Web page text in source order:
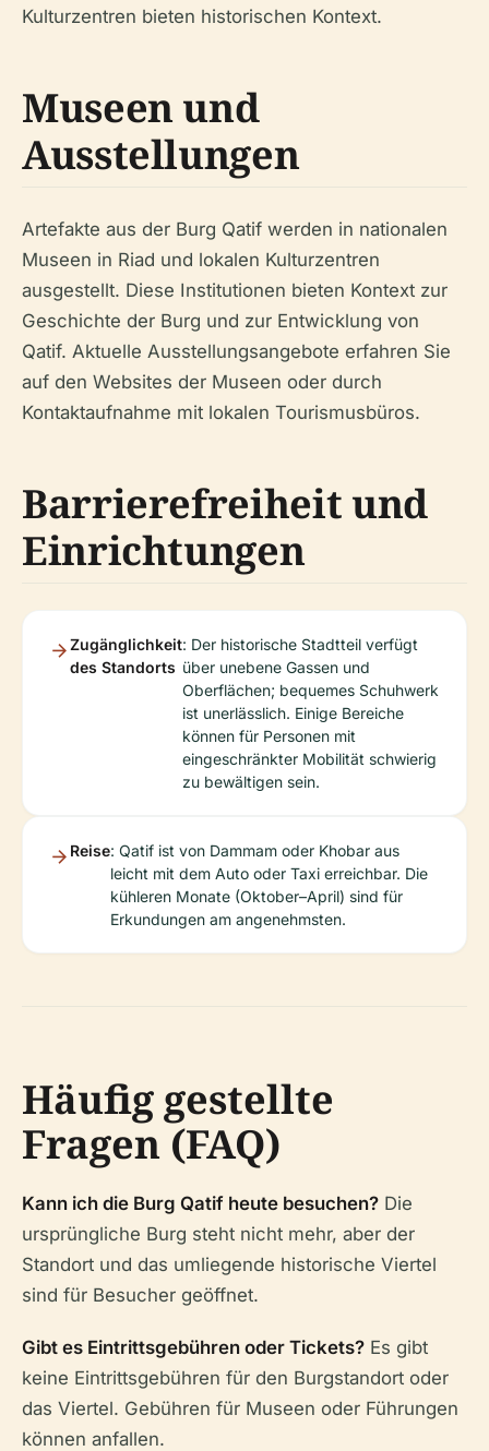
Kulturzentren bieten historischen Kontext.
Museen und
Ausstellungen
Artefakte aus der Burg Qatif werden in nationalen
Museen in Riad und lokalen Kulturzentren
ausgestellt. Diese Institutionen bieten Kontext zur
Geschichte der Burg und zur Entwicklung von
Qatif. Aktuelle Ausstellungsangebote erfahren Sie
auf den Websites der Museen oder durch
Kontaktaufnahme mit lokalen Tourismusbüros.
Barrierefreiheit und
Einrichtungen
Zugänglichkeit
des Standorts
: Der historische Stadtteil verfügt
über unebene Gassen und
Oberflächen; bequemes Schuhwerk
ist unerlässlich. Einige Bereiche
können für Personen mit
eingeschränkter Mobilität schwierig
zu bewältigen sein.
Reise: Qatif ist von Dammam oder Khobar aus
leicht mit dem Auto oder Taxi erreichbar. Die
kühleren Monate (Oktober–April) sind für
Erkundungen am angenehmsten.
Häufig gestellte
Fragen (FAQ)
Kann ich die Burg Qatif heute besuchen? Die
ursprüngliche Burg steht nicht mehr, aber der
Standort und das umliegende historische Viertel
sind für Besucher geöffnet.
Gibt es Eintrittsgebühren oder Tickets? Es gibt
keine Eintrittsgebühren für den Burgstandort oder
das Viertel. Gebühren für Museen oder Führungen
können anfallen.